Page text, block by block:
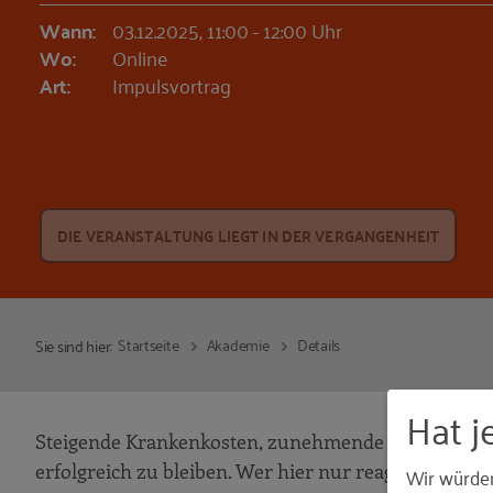
Wann: 03.12.2025, 11:00 - 12:00 Uhr
Wo: Online
Art: Impulsvortrag
DIE VERANSTALTUNG LIEGT IN DER VERGANGENHEIT
Sie sind hier: Startseite Akademie Details
Steigende Krankenkosten, zunehmende
erfolgreich zu bleiben. Wer hier nur reagiert,
Hat
Wir